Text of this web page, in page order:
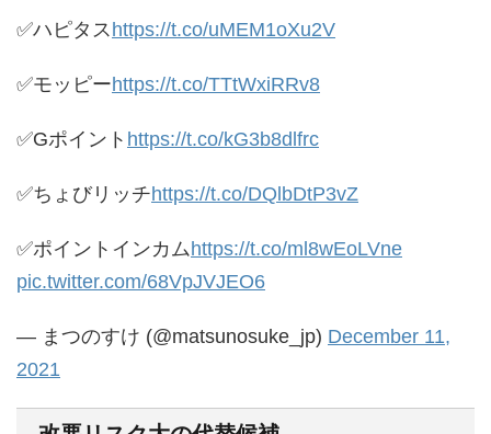
✅ハピタス https://t.co/uMEM1oXu2V
✅モッピーhttps://t.co/TTtWxiRRv8
✅Gポイント https://t.co/kG3b8dlfrc
✅ちょびリッチhttps://t.co/DQlbDtP3vZ
✅ポイントインカムhttps://t.co/ml8wEoLVne
pic.twitter.com/68VpJVJEO6
— まつのすけ (@matsunosuke_jp) December 11,
2021